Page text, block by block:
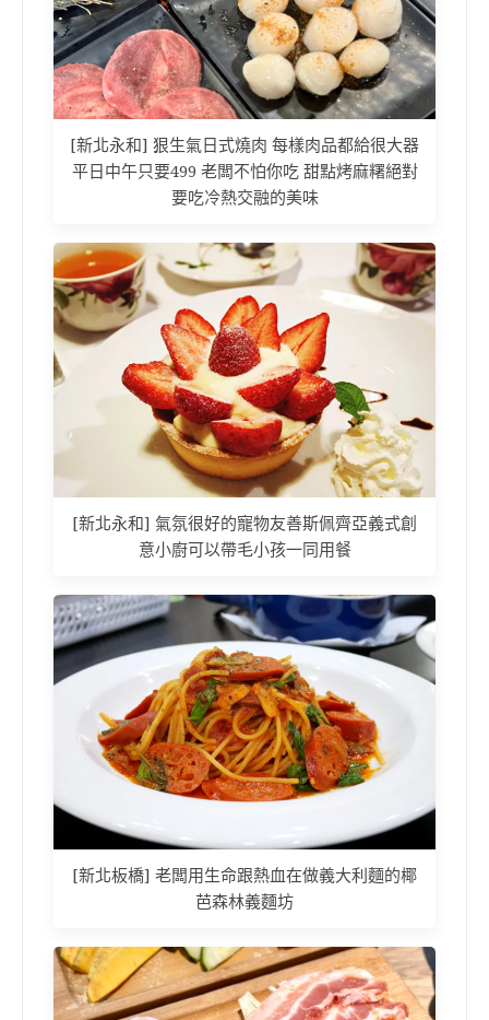
[新北永和] 狠生氣日式燒肉 每樣肉品都給很大器
平日中午只要499 老闆不怕你吃 甜點烤麻糬絕對
要吃冷熱交融的美味
[新北永和] 氣氛很好的寵物友善斯佩齊亞義式創
意小廚可以帶毛小孩一同用餐
[新北板橋] 老闆用生命跟熱血在做義大利麵的椰
芭森林義麵坊